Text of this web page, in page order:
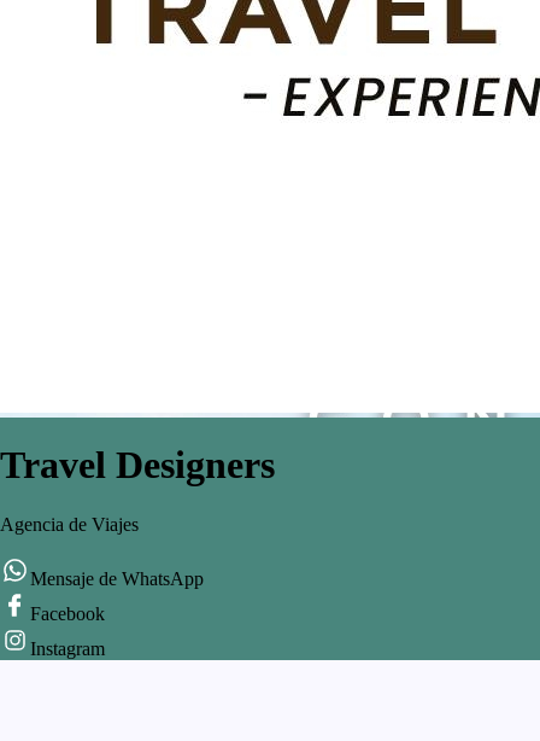
Travel Designers
Agencia de Viajes
Mensaje de WhatsApp
Facebook
Instagram